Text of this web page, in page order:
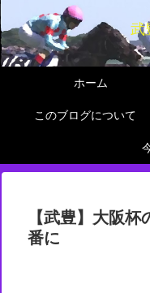
武
ホーム
このブログについて
【武豊】大阪
番に